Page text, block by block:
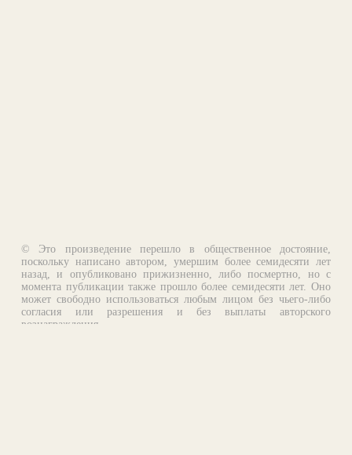
© Это произведение перешло в общественное достояние,
поскольку написано автором, умершим более семидесяти лет
назад, и опубликовано прижизненно, либо посмертно, но с
момента публикации также прошло более семидесяти лет. Оно
может свободно использоваться любым лицом без чьего-либо
согласия или разрешения и без выплаты авторского
вознаграждения.